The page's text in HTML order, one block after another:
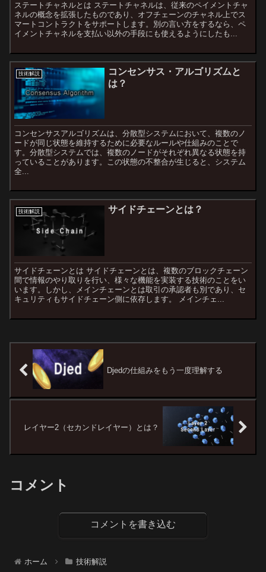
ステートチャネルとは ステートチャネルは、従来のペイメントチャ
ネルの概念を拡張したものであり、オフチェーンのチャネル上でス
マートコントラクトをサポートします。別の言い方をするなら、ペ
イメントチャネルを支払い以外の手段にも使えるようにしたも...
技術解説
コンセンサス・アルゴリズムと
は？
コンセンサスアルゴリズムは、分散型システムにおいて、複数のノ
ードが同じ状態を維持するために必要なルールや仕組みのことで
す。分散型システムでは、複数のノードがそれぞれ異なる状態を持
っていることがあります。この状態の不整合が生じると、システム
全...
技術解説 サイドチェーンとは？
サイドチェーンとは サイドチェーンとは、複数のブロックチェーン
間で情報のやり取りを行い、様々な機能を実装する技術のことをい
います。しかし、メインチェーンとは取引の承認者も別であり、セ
キュリティもサイドチェーン側に依存します。 メインチェ...
Djedの仕組みをもう一度理解する
レイヤー2（セカンドレイヤー）とは？
コメント
コメントを書き込む
ホーム 技術解説